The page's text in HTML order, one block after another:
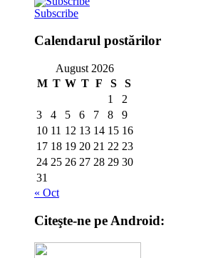
Subscribe
Calendarul postărilor
August 2026
M T W T F S
S
1
2
3
4 5 6 7 8
9
10 11 12 13 14 15 16
17 18 19 20 21 22 23
24 25 26 27 28 29 30
31
« Oct
Citeşte-ne pe Android: